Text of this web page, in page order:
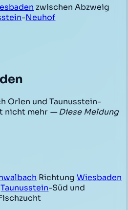
zwischen Abzweig
-Neuhof
Orlen und Taunusstein-
nicht mehr — Diese Meldung
RichtungWiesbaden
Taunusstein-Süd und